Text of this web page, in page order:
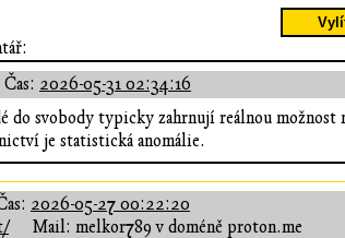
Čas: 2026-05-31 02:34:16
do svobody typicky zahrnují reálnou
je statistická anomálie.
2026-05-27 00:22:20
Mail: melkor789 v doméně proton.me